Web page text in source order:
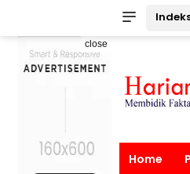
close
Home